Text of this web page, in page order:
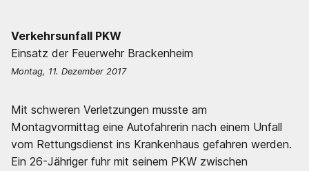
Verkehrsunfall PKW
Einsatz der Feuerwehr Brackenheim
Montag, 11. Dezember 2017
Mit schweren Verletzungen musste am
Montagvormittag eine Autofahrerin nach einem Unfall
vom Rettungsdienst ins Krankenhaus gefahren werden.
Ein 26-Jähriger fuhr mit seinem PKW zwischen